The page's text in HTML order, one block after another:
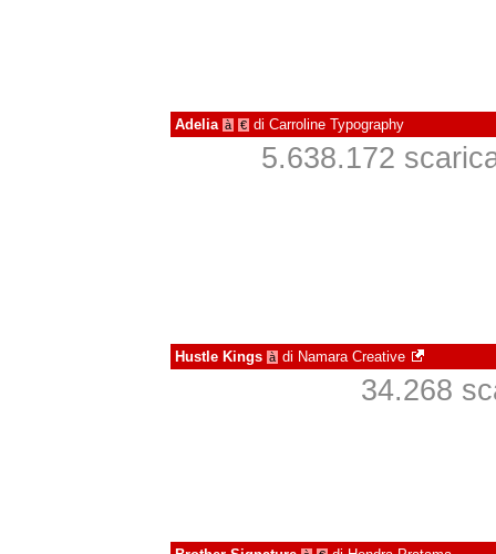
Adelia à € di Carroline Typography
5.638.172
Hustle Kings à di Namara Creative
34.268